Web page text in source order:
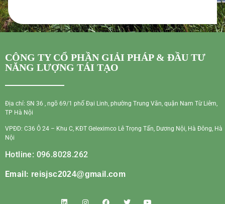
CÔNG TY CỔ PHẦN GIẢI PHÁP & ĐẦU TƯ
NĂNG LƯỢNG TÁI TẠO
Địa chỉ: SN 36 , ngõ 69/1 phố Đại Linh, phường Trung Văn, quận Nam Từ Liêm,
TP Hà Nội
VPĐD: C36 Ô 24 – Khu C, KĐT Geleximco Lê Trọng Tấn, Dương Nội, Hà Đông, Hà
Nội
Hotline: 096.8028.262
Email: reisjsc2024@gmail.com